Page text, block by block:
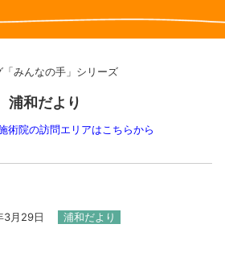
「みんなの手」シリーズ
浦和だより
術院の訪問エリアはこちらから
3月29日 浦和だより